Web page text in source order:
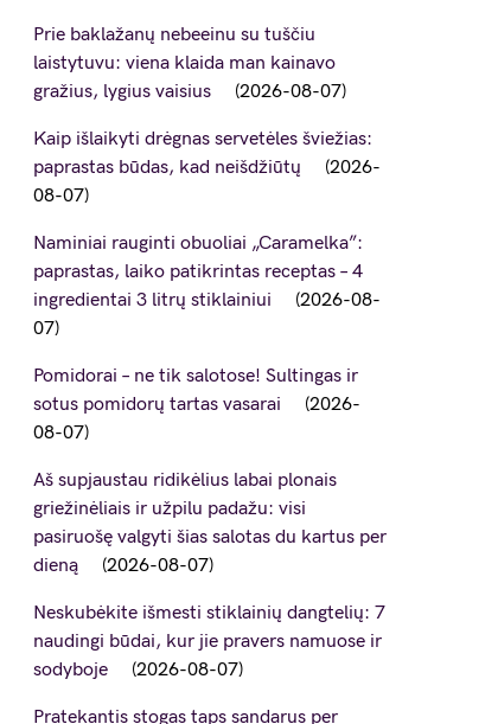
Prie baklažanų nebeeinu su tuščiu
laistytuvu: viena klaida man kainavo
gražius, lygius vaisius
2026-08-07
Kaip išlaikyti drėgnas servetėles šviežias:
paprastas būdas, kad neišdžiūtų
2026-
08-07
Naminiai rauginti obuoliai „Caramelka”:
paprastas, laiko patikrintas receptas – 4
ingredientai 3 litrų stiklainiui
2026-08-
07
Pomidorai – ne tik salotose! Sultingas ir
sotus pomidorų tartas vasarai
2026-
08-07
Aš supjaustau ridikėlius labai plonais
griežinėliais ir užpilu padažu: visi
pasiruošę valgyti šias salotas du kartus per
dieną
2026-08-07
Neskubėkite išmesti stiklainių dangtelių: 7
naudingi būdai, kur jie pravers namuose ir
sodyboje
2026-08-07
Pratekantis stogas taps sandarus per